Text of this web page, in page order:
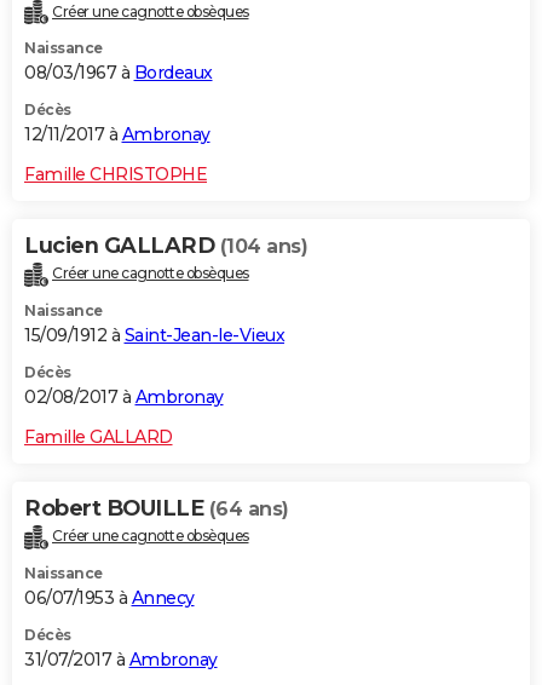
Créer une cagnotte obsèques
Naissance
08/03/1967 à Bordeaux
Décès
12/11/2017 à Ambronay
Famille CHRISTOPHE
Lucien GALLARD (104 ans)
Créer une cagnotte obsèques
Naissance
15/09/1912 à Saint-Jean-le-Vieux
Décès
02/08/2017 à Ambronay
Famille GALLARD
Robert BOUILLE (64 ans)
Créer une cagnotte obsèques
Naissance
06/07/1953 à Annecy
Décès
31/07/2017 à Ambronay